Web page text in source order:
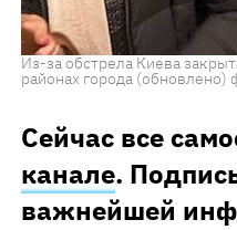
Из-за обстрела Киева
районах города (обновлено)
Сейчас все
канале.
важнейшей